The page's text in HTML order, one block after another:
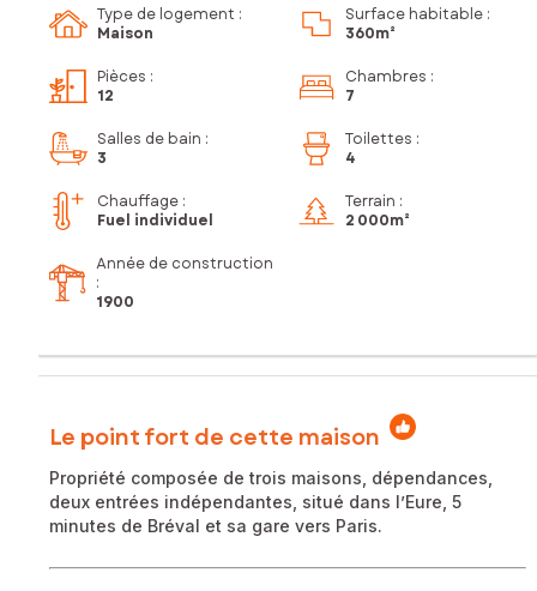
Type de logement :
Maison
Surface habitable :
360m²
Pièces :
12
Chambres :
7
Salles de bain :
3
Toilettes :
4
Chauffage :
Fuel individuel
Terrain :
2 000m²
Année de construction
:
1900
Le point fort de cette maison
Propriété composée de trois maisons, dépendances,
deux entrées indépendantes, situé dans l’Eure, 5
minutes de Bréval et sa gare vers Paris.